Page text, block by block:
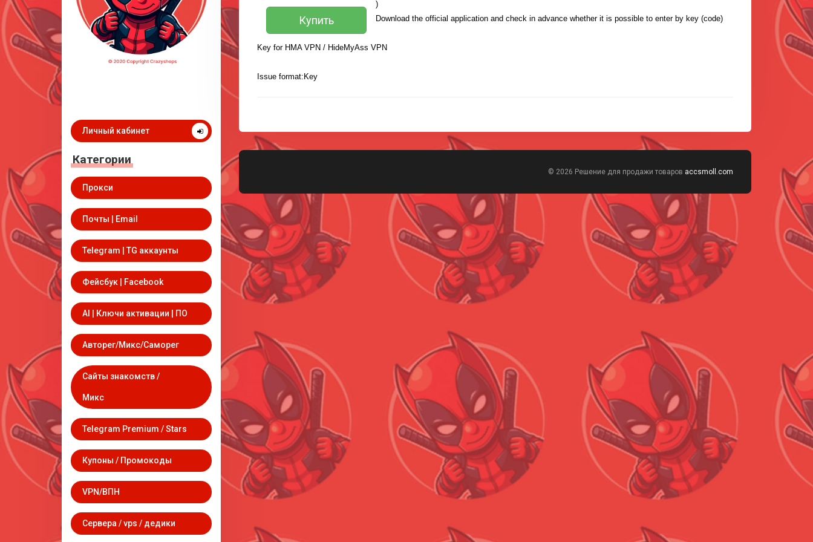
Личный кабинет
Категории
Прокси
Почты | Email
Telegram | TG аккаунты
Фейсбук | Facebook
AI | Ключи активации | ПО
Авторег/Микс/Саморег
Сайты знакомств /
Микс
Telegram Premium / Stars
Купоны / Промокоды
VPN/ВПН
Сервера / vps / дедики
Купить
)
Download the official application and check in advance whether it is possible to enter by key (code)
Key for HMA VPN / HideMyAss VPN
Issue format:Key
© 2026 Решение для продажи товаров accsmoll.com